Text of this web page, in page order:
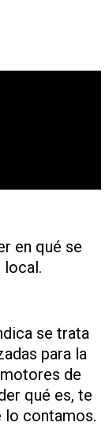
en qué se
local.
se trata
para la
de
qué es, te
lo contamos.